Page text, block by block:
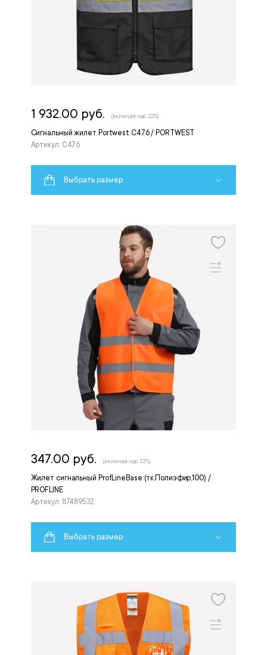
Сигнальный жилет Portwest C476 / PORTWEST
Артикул: C476
1 932.00 руб. (включая ндс 22%)
Выбрать размер
Жилет сигнальный ProfLineBase (тк.Полиэфир,100) /
PROFLINE
Артикул: 87489532
347.00 руб. (включая ндс 22%)
Выбрать размер